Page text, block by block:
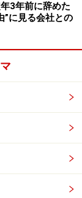
3年前に辞めた
”に見る会社との